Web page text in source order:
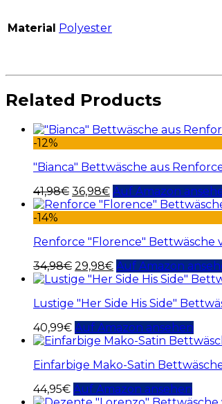
Material Polyester
Related Products
-12%
"Bianca" Bettwäsche aus
41,98€ 36,98€ Auf Amazon
-14%
Renforce "Florence" Bettwäsche
34,98€ 29,98€ Auf Amazon
Lustige "Her Side His Side"
40,99€ Auf Amazon ansehen
Einfarbige Mako-Satin
44,95€ Auf Amazon ansehen